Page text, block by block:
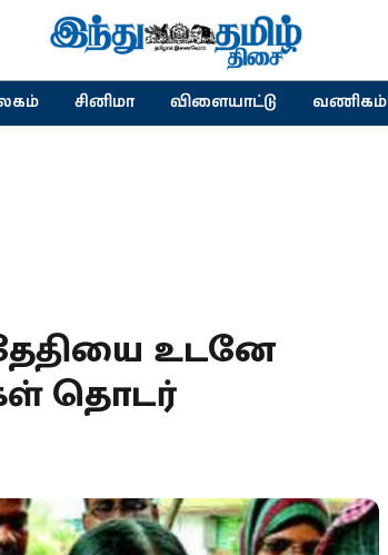
சினிமா விளையாட்டு வணிகம்
தேதியை உடனே
தொடர்